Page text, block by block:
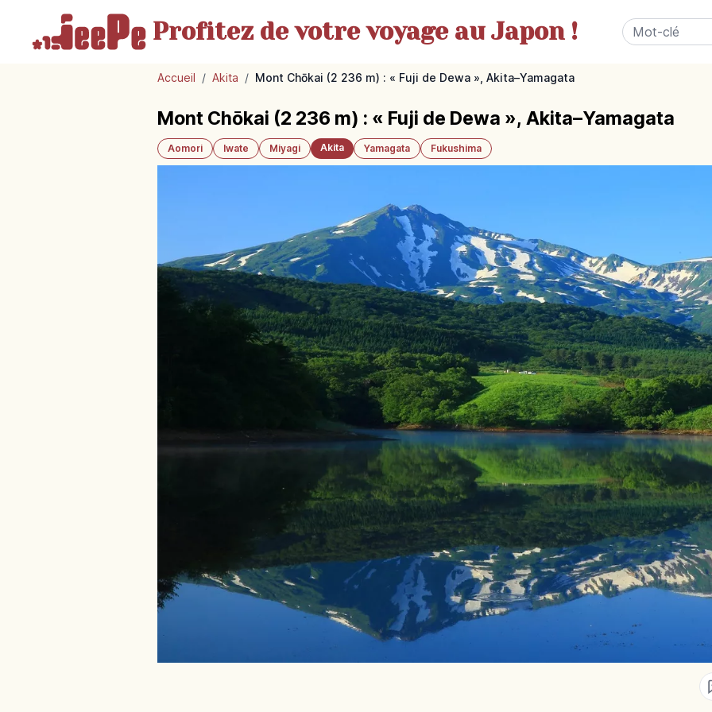
Profitez de votrevoyage au Japon !
Accueil / Akita / Mont Chōkai (2 236 m) : « Fuji de Dewa », Akita–Yamagata
Mont Chōkai (2 236 m) : « Fuji de Dewa », Akita–Yamagata
Aomori Iwate Miyagi Akita Yamagata Fukushima